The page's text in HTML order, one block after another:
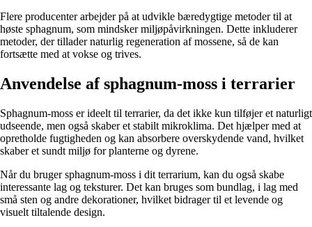
Flere producenter arbejder på at udvikle bæredygtige metoder til at
høste sphagnum, som mindsker miljøpåvirkningen. Dette inkluderer
metoder, der tillader naturlig regeneration af mossene, så de kan
fortsætte med at vokse og trives.
Anvendelse af sphagnum-moss i terrarier
Sphagnum-moss er ideelt til terrarier, da det ikke kun tilføjer et naturligt
udseende, men også skaber et stabilt mikroklima. Det hjælper med at
opretholde fugtigheden og kan absorbere overskydende vand, hvilket
skaber et sundt miljø for planterne og dyrene.
Når du bruger sphagnum-moss i dit terrarium, kan du også skabe
interessante lag og teksturer. Det kan bruges som bundlag, i lag med
små sten og andre dekorationer, hvilket bidrager til et levende og
visuelt tiltalende design.